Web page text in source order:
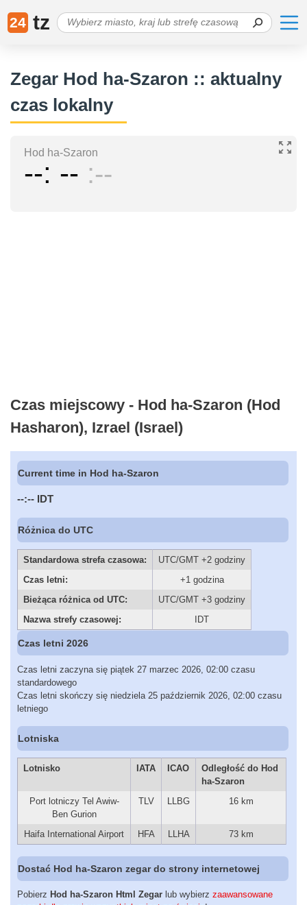
24 tz
Zegar Hod ha-Szaron :: aktualny
czas lokalny
Hod ha-Szaron
-- -- --
Czas miejscowy - Hod ha-Szaron (Hod
Hasharon), Izrael (Israel)
Current time in Hod ha-Szaron
--:-- IDT
Różnica do UTC
Standardowa strefa czasowa:
UTC/GMT +2 godziny
Czas letni:
+1 godzina
Bieżąca różnica od UTC:
UTC/GMT +3 godziny
Nazwa strefy czasowej:
IDT
Czas letni 2026
Czas letni zaczyna się piątek 27 marzec 2026, 02:00 czasu
standardowego
Czas letni skończy się niedziela 25 październik 2026, 02:00 czasu
letniego
Lotniska
Lotnisko IATA ICAO
Odległość do Hod
ha-Szaron
Port lotniczy Tel Awiw-
Ben Gurion
TLV LLBG 16 km
Haifa International Airport HFA LLHA 73 km
Dostać Hod ha-Szaron zegar do strony internetowej
Pobierz Hod ha-Szaron Html Zegar lub wybierz zaawansowane